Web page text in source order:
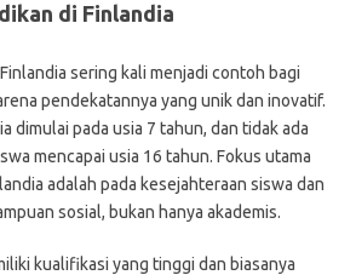
di Finlandia
sering kali menjadi contoh bagi
pendekatannya yang unik dan inovatif.
dimulai pada usia 7 tahun, dan tidak ada
mencapai usia 16 tahun. Fokus utama
adalah pada kesejahteraan siswa dan
sosial, bukan hanya akademis.
kualifikasi yang tinggi dan biasanya